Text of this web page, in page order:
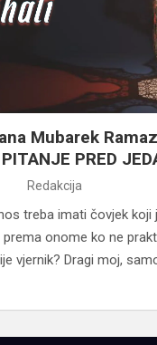
Mubarek
PRED
Redakcija
treba imati čovjek koji
onome ko ne
vjernik? Dragi moj,